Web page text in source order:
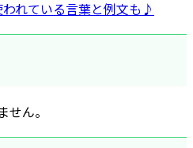
れている言葉と例文も♪
ん。